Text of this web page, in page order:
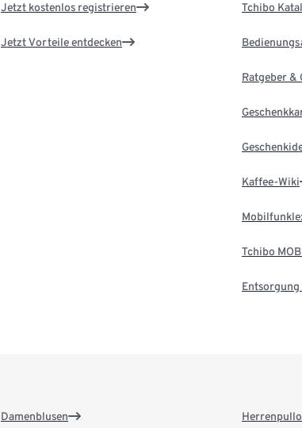
Jetzt kostenlos registrieren
Jetzt Vorteile entdecken
Tchibo
Ratgeber &
Kaffee-Wiki
Tchibo
Damenblusen